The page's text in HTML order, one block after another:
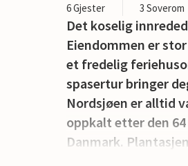
6 Gjester 3 Soverom
Det koselig
Eiendommen er
et fredelig
spasertur bringer
Nordsjøen er alltid
oppkalt etter den
Danmark.